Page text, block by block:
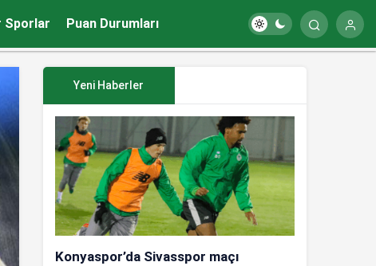
Sporlar Puan Durumları
Yeni Haberler
Konyaspor’da Sivasspor maçı